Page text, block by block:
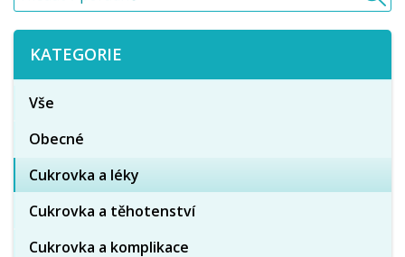
KATEGORIE
Vše
Obecné
Cukrovka a léky
Cukrovka a těhotenství
Cukrovka a komplikace